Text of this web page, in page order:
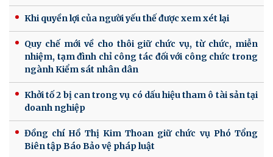
Khi quyền lợi của người yếu thế được xem xét lại
Quy chế mới về cho thôi giữ chức vụ, từ chức, miễn
nhiệm, tạm đình chỉ công tác đối với công chức trong
ngành Kiểm sát nhân dân
Khởi tố 2 bị can trong vụ có dấu hiệu tham ô tài sản tại
doanh nghiệp
Đồng chí Hồ Thị Kim Thoan giữ chức vụ Phó Tổng
Biên tập Báo Bảo vệ pháp luật